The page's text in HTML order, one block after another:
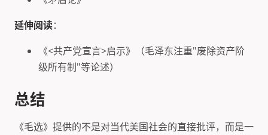
延伸阅读：
《<共产党宣言>启示》（毛泽东注重"废除资产阶
级所有制"等论述）
总结
《毛选》提供的不是对当代美国社会的直接批评，而是一